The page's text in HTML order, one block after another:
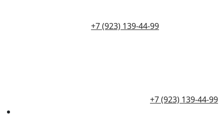
+7 (923) 139-44-99
+7 (923) 139-44-99